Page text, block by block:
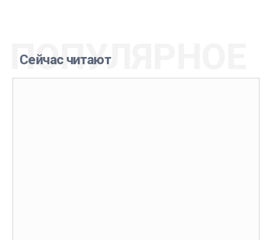
Сейчас читают
ПОПУЛЯРНОЕ